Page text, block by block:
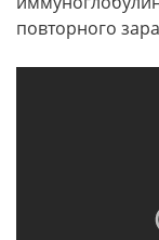
повторного